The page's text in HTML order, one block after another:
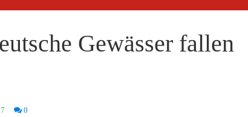
Gewässer fallen
0